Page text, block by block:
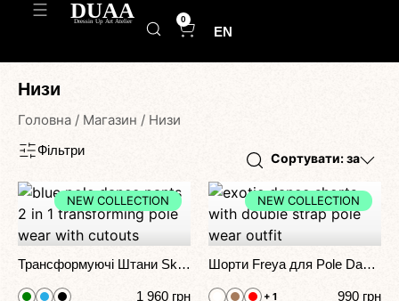
0
EN
Низи
Головна / Магазин / Низи
Фільтри
Cортувати: за
NEW COLLECTION
Трансформуючі Штани Skadi 2 в 1 для Pole Dance, Exotic та Сценічних Виступів
1 960 грн
NEW COLLECTION
Шорти Freya для Pole Dance, Exotic та Сценічних Виступів з Подвійними Ремінцями
990 грн
+ 1